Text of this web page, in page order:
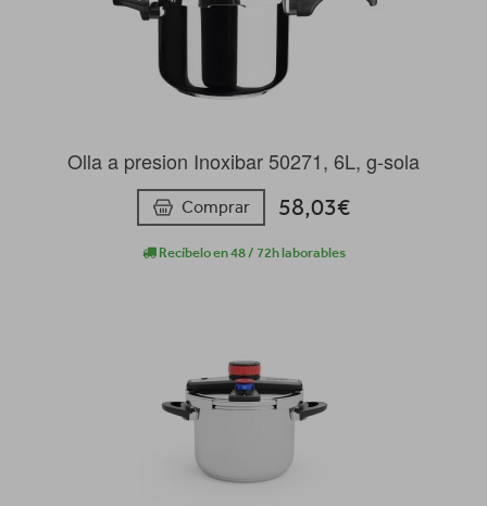
Olla a presion Inoxibar 50271, 6L, g-sola
Comprar 58,03€
Recíbelo en 48 / 72h laborables